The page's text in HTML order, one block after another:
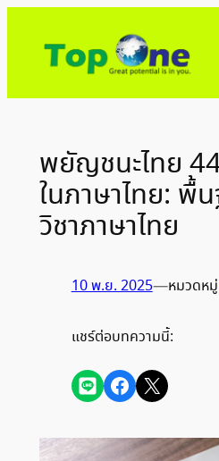
พยัญชนะไทย
ในภาษาไทย: พื้
วิชาภาษาไทย
10 พ.ย. 2025—หมวดห
แชร์ต่อบทความนี้:
Share on LINEShare on Facebook
Share on X